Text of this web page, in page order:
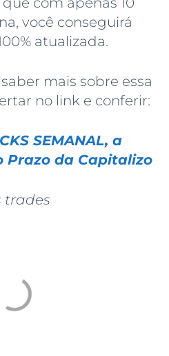
você conseguirá
atualizada.
mais sobre essa
no link e conferir:
SEMANAL, a
Prazo da Capitalizo
trades